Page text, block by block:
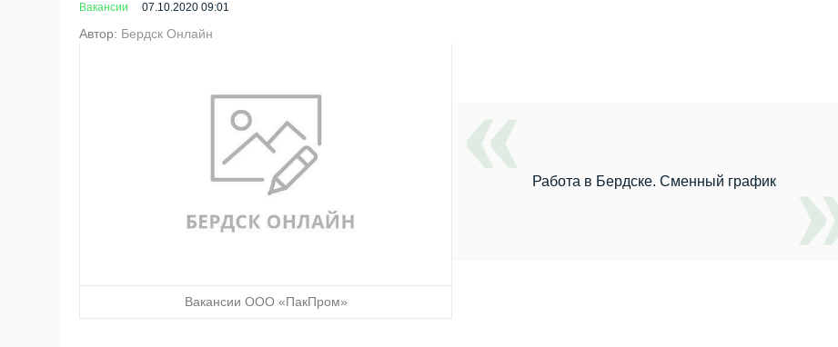
Вакансии 07.10.2020 09:01
Автор: Бердск Онлайн
Вакансии ООО «ПакПром»
Работа в Бердске. Сменный график